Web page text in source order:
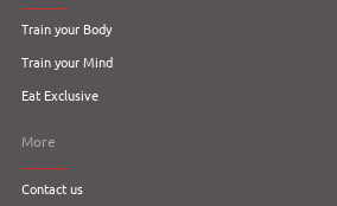
Train your Body
Train your Mind
Eat Exclusive
More
Contact us